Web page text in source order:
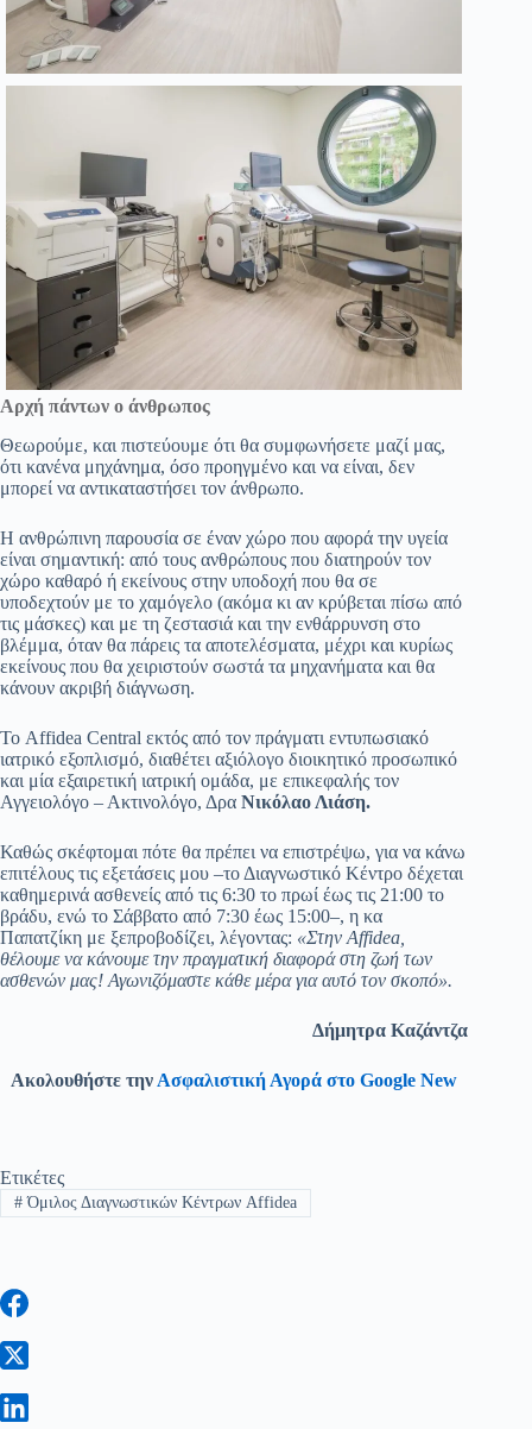
Αρχή πάντων ο άνθρωπος
Θεωρούμε, και πιστεύουμε ότι θα συμφωνήσετε μαζί μας,
ότι κανένα μηχάνημα, όσο προηγμένο και να είναι, δεν
μπορεί να αντικαταστήσει τον άνθρωπο.
Η ανθρώπινη παρουσία σε έναν χώρο που αφορά την υγεία
είναι σημαντική: από τους ανθρώπους που διατηρούν τον
χώρο καθαρό ή εκείνους στην υποδοχή που θα σε
υποδεχτούν με το χαμόγελο (ακόμα κι αν κρύβεται πίσω από
τις μάσκες) και με τη ζεστασιά και την ενθάρρυνση στο
βλέμμα, όταν θα πάρεις τα αποτελέσματα, μέχρι και κυρίως
εκείνους που θα χειριστούν σωστά τα μηχανήματα και θα
κάνουν ακριβή διάγνωση.
Το Affidea Central εκτός από τον πράγματι εντυπωσιακό
ιατρικό εξοπλισμό, διαθέτει αξιόλογο διοικητικό προσωπικό
και μία εξαιρετική ιατρική ομάδα, με επικεφαλής τον
Αγγειολόγο – Ακτινολόγο, Δρα Νικόλαο Λιάση.
Καθώς σκέφτομαι πότε θα πρέπει να επιστρέψω, για να κάνω
επιτέλους τις εξετάσεις μου –το Διαγνωστικό Κέντρο δέχεται
καθημερινά ασθενείς από τις 6:30 το πρωί έως τις 21:00 το
βράδυ, ενώ το Σάββατο από 7:30 έως 15:00–, η κα
Παπατζίκη με ξεπροβοδίζει, λέγοντας: «Στην Affidea,
θέλουμε να κάνουμε την πραγματική διαφορά στη ζωή των
ασθενών μας! Αγωνιζόμαστε κάθε μέρα για αυτό τον σκοπό».
Δήμητρα Καζάντζα
Ακολουθήστε την Ασφαλιστική Αγορά στο Google New
Ετικέτες
#Όμιλος Διαγνωστικών Κέντρων Affidea